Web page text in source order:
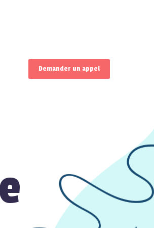
Demander un appel